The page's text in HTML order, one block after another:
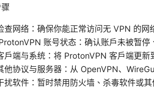
查网络：确保你能正常访问无 VPN 的网
账号状态：确认账户未被暂停
户端与系统：将 ProtonVPN 客户端更
他协议与服务器：从 OpenVPN、
扰软件：暂时禁用防火墙、杀毒软件或